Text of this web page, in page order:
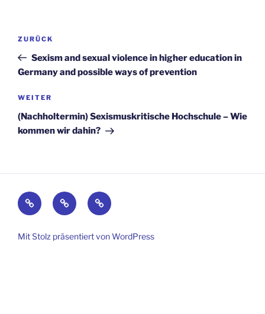
Beitragsnavigation
Vorheriger
Beitrag
ZURÜCK
Sexism and sexual violence in higher education in
Germany and possible ways of prevention
Nächster
Beitrag
WEITER
(Nachholtermin) Sexismuskritische Hochschule – Wie
kommen wir dahin?
Kontakt ImpressumDatenschutz
Mit Stolz präsentiert von WordPress